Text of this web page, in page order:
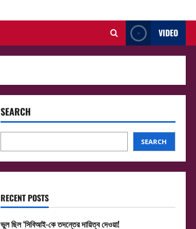
VIDEO
SEARCH
SEARCH
RECENT POSTS
ভুল ছিল ‘সিবিআই-কে তদন্তের দায়িত্ব দেওয়া!